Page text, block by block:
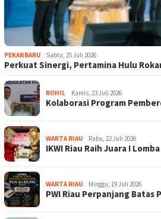
PEKANBARU Sabtu, 25 Juli 2026
Perkuat Sinergi, Pertamina Hulu
ROHIL Kamis, 23 Juli 2026
Kolaborasi Program
WARTA RIAU Rabu, 22 Juli 2026
IKWI Riau Raih Juara I
WARTA RIAU Minggu, 19 Juli 2026
PWI Riau Perpanjang